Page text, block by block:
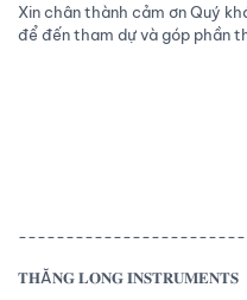
Xin chân thành cảm ơn Quý
để đến tham dự và góp phần
𝐓𝐇Ă𝐍𝐆 𝐋𝐎𝐍𝐆 𝐈𝐍𝐒𝐓𝐑𝐔𝐌𝐄𝐍𝐓𝐒